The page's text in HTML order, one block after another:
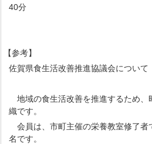
40分
【参考】
佐賀県食生活改善推進協議会について
地域の食生活改善を推進するため、
織です。
会員は、市町主催の栄養教室修了者
名です。